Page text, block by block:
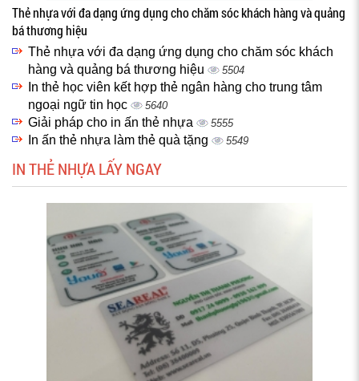
Thẻ nhựa với đa dạng ứng dụng cho chăm sóc khách hàng và quảng
bá thương hiệu
Thẻ nhựa với đa dạng ứng dụng cho chăm sóc khách
hàng và quảng bá thương hiệu
5504
In thẻ học viên kết hợp thẻ ngân hàng cho trung tâm
ngoại ngữ tin học
5640
Giải pháp cho in ấn thẻ nhựa 5555
In ấn thẻ nhựa làm thẻ quà tặng 5549
IN THẺ NHỰA LẤY NGAY